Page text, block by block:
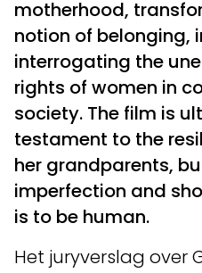
motherhood,
notion of belonging,
interrogating the
rights of women in
society. The film is
testament to the
her grandparents,
imperfection and
is to be human.
Het juryverslag over